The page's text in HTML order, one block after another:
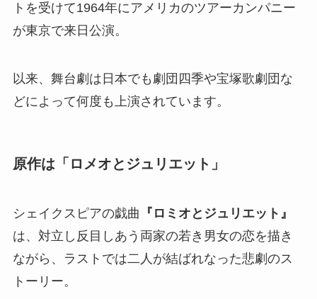
トを受けて1964年にアメリカのツアーカンパニー
が東京で来日公演。
以来、舞台劇は日本でも劇団四季や宝塚歌劇団な
どによって何度も上演されています。
原作は「ロメオとジュリエット」
シェイクスピアの戯曲 『ロミオとジュリエット』
は、対立し反目しあう両家の若き男女の恋を描き
ながら、ラストでは二人が結ばれなった悲劇のス
トーリー。